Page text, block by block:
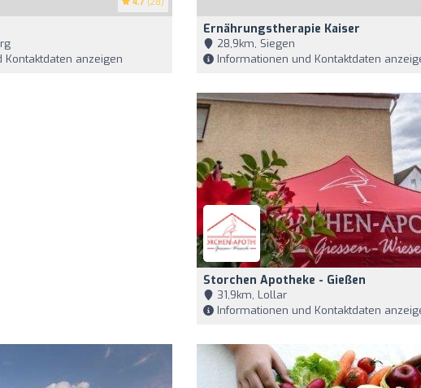
Kontaktdaten anzeigen
Ernährungstherapie Kaiser
28,9km, Siegen
Informationen und Kontaktdaten
Storchen Apotheke - Gießen
31,9km, Lollar
Informationen und Kontaktdaten